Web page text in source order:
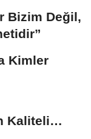
Bizim Değil,
Kimler
Kaliteli